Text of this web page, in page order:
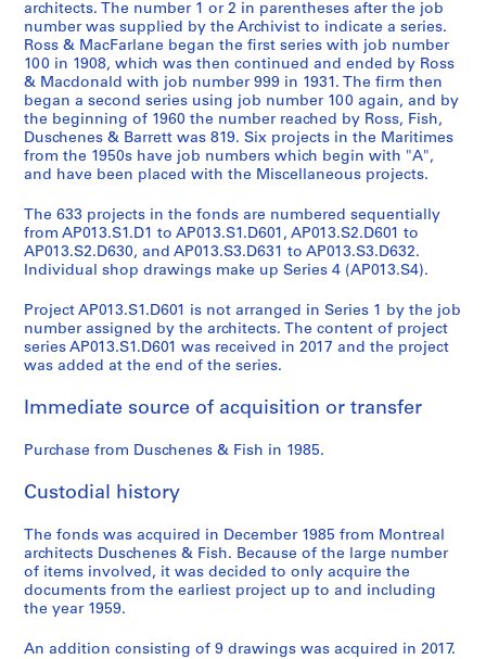
architects. The number 1 or 2 in parentheses after the job
number was supplied by the Archivist to indicate a series.
Ross & MacFarlane began the first series with job number
100 in 1908, which was then continued and ended by Ross
& Macdonald with job number 999 in 1931. The firm then
began a second series using job number 100 again, and by
the beginning of 1960 the number reached by Ross, Fish,
Duschenes & Barrett was 819. Six projects in the Maritimes
from the 1950s have job numbers which begin with "A",
and have been placed with the Miscellaneous projects.
The 633 projects in the fonds are numbered sequentially
from AP013.S1.D1 to AP013.S1.D601, AP013.S2.D601 to
AP013.S2.D630, and AP013.S3.D631 to AP013.S3.D632.
Individual shop drawings make up Series 4 (AP013.S4).
Project AP013.S1.D601 is not arranged in Series 1 by the job
number assigned by the architects. The content of project
series AP013.S1.D601 was received in 2017 and the project
was added at the end of the series.
Immediate source of acquisition or transfer
Purchase from Duschenes & Fish in 1985.
Custodial history
The fonds was acquired in December 1985 from Montreal
architects Duschenes & Fish. Because of the large number
of items involved, it was decided to only acquire the
documents from the earliest project up to and including
the year 1959.
An addition consisting of 9 drawings was acquired in 2017.